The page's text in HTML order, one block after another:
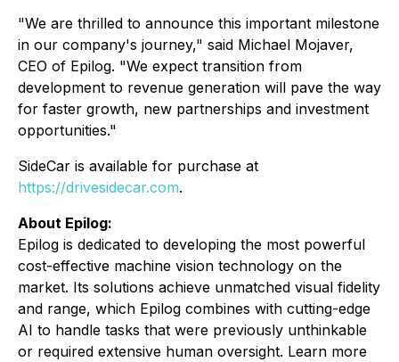
"We are thrilled to announce this important milestone
in our company's journey," said Michael Mojaver,
CEO of Epilog. "We expect transition from
development to revenue generation will pave the way
for faster growth, new partnerships and investment
opportunities."
SideCar is available for purchase at
https://drivesidecar.com.
About Epilog:
Epilog is dedicated to developing the most powerful
cost-effective machine vision technology on the
market. Its solutions achieve unmatched visual fidelity
and range, which Epilog combines with cutting-edge
AI to handle tasks that were previously unthinkable
or required extensive human oversight. Learn more